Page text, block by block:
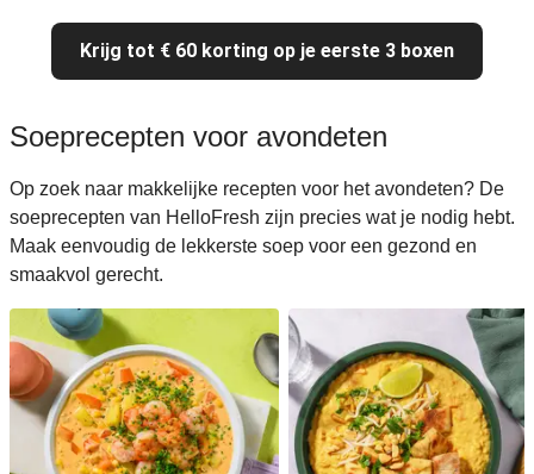
Krijg tot € 60 korting op je eerste 3 boxen
Soeprecepten voor avondeten
Op zoek naar makkelijke recepten voor het avondeten? De
soeprecepten van HelloFresh zijn precies wat je nodig hebt.
Maak eenvoudig de lekkerste soep voor een gezond en
smaakvol gerecht.